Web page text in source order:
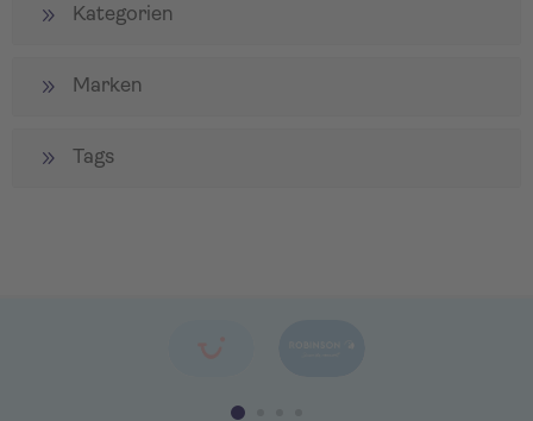
Kategorien
Marken
Tags